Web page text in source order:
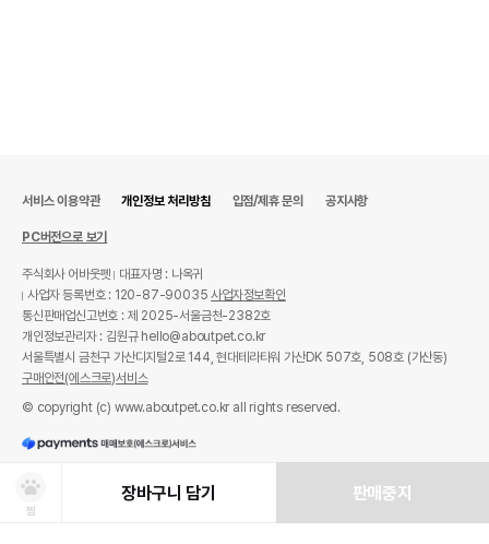
찜
장바구니 담기 판매중지
서비스 이용약관 개인정보 처리방침 입점/제휴 문의 공지사항
PC버전으로 보기
주식회사 어바웃펫
대표자명 : 나옥귀
사업자 등록번호 : 120-87-90035사업자정보확인
통신판매업신고번호 : 제 2025-서울금천-2382호
개인정보관리자 : 김원규 hello@aboutpet.co.kr
서울특별시 금천구 가산디지털2로 144, 현대테라타워 가산DK 507호, 508호 (가산동)
구매안전(에스크로)서비스
© copyright (c) www.aboutpet.co.kr all rights reserved.